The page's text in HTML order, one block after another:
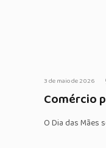
3 de maio de 2026
Comércio
O Dia das Mães